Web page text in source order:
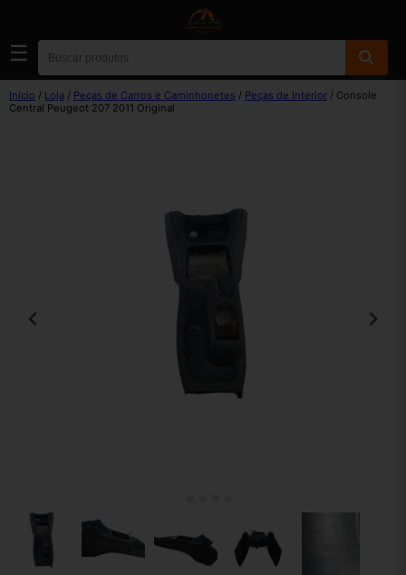
☰
Início / Loja / Peças de Carros e Caminhonetes / Peças de Interior / Console
Central Peugeot 207 2011 Original